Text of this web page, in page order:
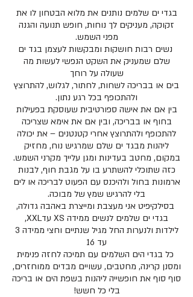
בגדי ים שלמים נותנים את מלוא הבטחון לו את
זקוקה, מעניקים לך נוחות, חופש תנועה והגנה
מפני השמש.
נשים רבות חושקות ומבקשות לעצמן בגד ים
שלם שמעניק את השקט הנפשי לעשות מה
שעולה על רוחך
בים או בבריכה לשחות, לחתור, לגלוש, להתרוצץ
ולהתכופף בכל רגע נתון.
​בין אם את אישה ספורטיבית שעוסקת בפעילות
בחוף או בבריכה, ובין אם את אימא שצריכה
להתכופף ולהתרוצץ אחרי קטנטנים – את יכולה
ליהנות מבגד ים שלם שמרגיש נוח, מחזיק
במקום, מחטב בעדינות ומגן עלייך מקרני השמש.
כזה שתוכלי להשתרע בו על מגבת חוף, לבנות
ארמונות בחול ולהיכנס עם הפעוט לבריכה או לים
בלי להרגיש שמץ של מבוכה.
בסילקיפיט אני מעצבת ומייצרת באהבה גדולה,
בגדי ים שלמים לנשים ממידה XS עדXXL,
לילדות ולנערות החל מגיל שנתיים וחצי ממידה 3
עד 16
כל בגדי הים השלמים עם תמיכה לחזה פנימית
ומסנן קרינה, מחטבים, עשויים מבדים ממוחזרים,
סוף סוף את חופשייה ליהנות בשפת הים או בריכה
בלי כל חשש!